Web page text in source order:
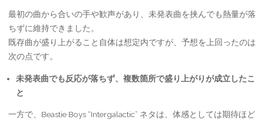
最初の曲から合いの手や歓声があり、未発表曲を挟んでも熱量が落
ちずに維持できました。
既存曲が盛り上がること自体は想定内ですが、予想を上回ったのは
次の点です。
未発表曲でも反応が落ちず、複数箇所で盛り上がりが成立したこ
と
一方で、Beastie Boys “Intergalactic” ネタは、体感としては期待ほど